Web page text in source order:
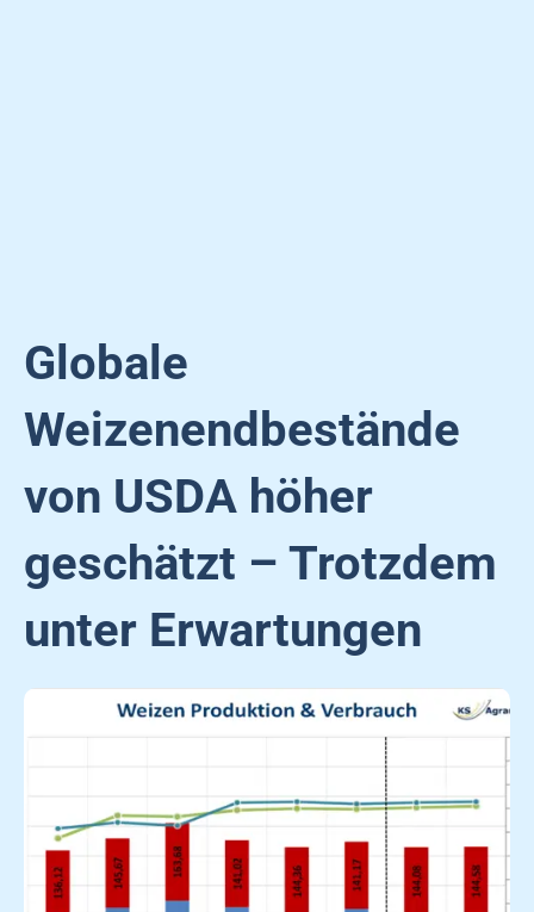
Globale
Weizenendbestände
von USDA höher
geschätzt – Trotzdem
unter Erwartungen